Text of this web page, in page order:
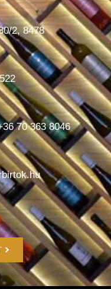
2, 8478
70 363 8046